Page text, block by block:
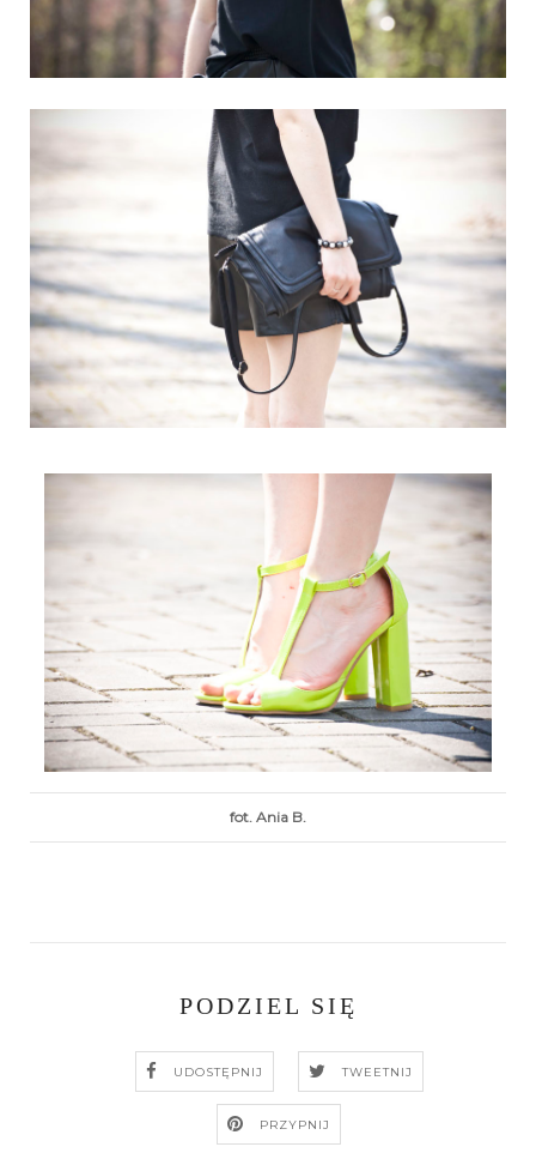
fot. Ania B.
PODZIEL SIĘ
UDOSTĘPNIJ TWEETNIJ
PRZYPNIJ